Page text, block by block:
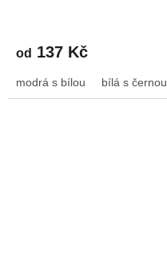
od 137 Kč
modrá s bílou bílá s černou